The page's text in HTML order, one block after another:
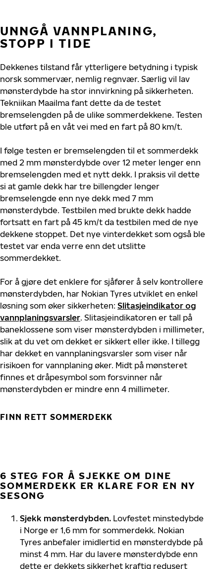
UNNGÅ VANNPLANING,
STOPP I TIDE
Dekkenes tilstand får ytterligere betydning i typisk
norsk sommervær, nemlig regnvær. Særlig vil lav
mønsterdybde ha stor innvirkning på sikkerheten.
Tekniikan Maailma fant dette da de testet
bremselengden på de ulike sommerdekkene. Testen
ble utført på en våt vei med en fart på 80 km/t.
I følge testen er bremselengden til et sommerdekk
med 2 mm mønsterdybde over 12 meter lenger enn
bremselengden med et nytt dekk. I praksis vil dette
si at gamle dekk har tre billengder lenger
bremselengde enn nye dekk med 7 mm
mønsterdybde. Testbilen med brukte dekk hadde
fortsatt en fart på 45 km/t da testbilen med de nye
dekkene stoppet. Det nye vinterdekket som også ble
testet var enda verre enn det utslitte
sommerdekket.
For å gjøre det enklere for sjåfører å selv kontrollere
mønsterdybden, har Nokian Tyres utviklet en enkel
løsning som øker sikkerheten: Slitasjeindikator og
vannplaningsvarsler. Slitasjeindikatoren er tall på
baneklossene som viser mønsterdybden i millimeter,
slik at du vet om dekket er sikkert eller ikke. I tillegg
har dekket en vannplaningsvarsler som viser når
risikoen for vannplaning øker. Midt på mønsteret
finnes et dråpesymbol som forsvinner når
mønsterdybden er mindre enn 4 millimeter.
FINN RETT SOMMERDEKK
6 STEG FOR Å SJEKKE OM DINE
SOMMERDEKK ER KLARE FOR EN NY
SESONG
Sjekk mønsterdybden. Lovfestet minstedybde
i Norge er 1,6 mm for sommerdekk. Nokian
Tyres anbefaler imidlertid en mønsterdybde på
minst 4 mm. Har du lavere mønsterdybde enn
dette er dekkets sikkerhet kraftig redusert